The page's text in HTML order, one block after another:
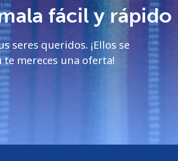
¡Bienvenido!
¿Ya tienes una cuenta? Inicia sesión →
fácil y rápido
seres queridos. ¡Ellos se
mereces una oferta!